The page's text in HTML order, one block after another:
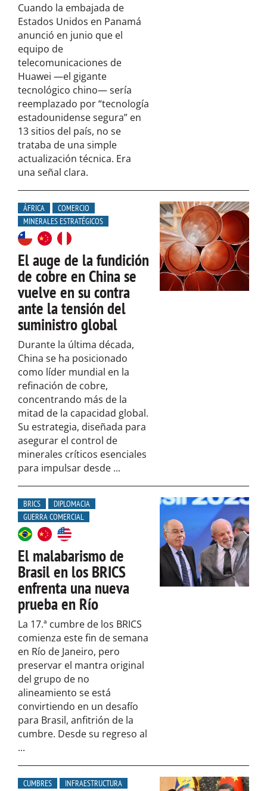
Cuando la embajada de
Estados Unidos en Panamá
anunció en junio que el
equipo de
telecomunicaciones de
Huawei —el gigante
tecnológico chino— sería
reemplazado por “tecnología
estadounidense segura” en
13 sitios del país, no se
trataba de una simple
actualización técnica. Era
una señal clara.
ÁFRICA
COMERCIO
MINERALES ESTRATÉGICOS
El auge de la fundición
de cobre en China se
vuelve en su contra
ante la tensión del
suministro global
Durante la última década,
China se ha posicionado
como líder mundial en la
refinación de cobre,
concentrando más de la
mitad de la capacidad global.
Su estrategia, diseñada para
asegurar el control de
minerales críticos esenciales
para impulsar desde ...
BRICS
DIPLOMACIA
GUERRA COMERCIAL
El malabarismo de
Brasil en los BRICS
enfrenta una nueva
prueba en Río
La 17.ª cumbre de los BRICS
comienza este fin de semana
en Río de Janeiro, pero
preservar el mantra original
del grupo de no
alineamiento se está
convirtiendo en un desafío
para Brasil, anfitrión de la
cumbre. Desde su regreso al
...
CUMBRES
INFRAESTRUCTURA